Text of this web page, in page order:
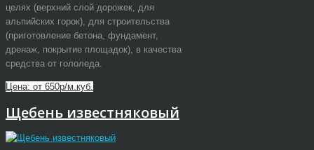
целях (верхний слой дорожек, для
альпийских горок), для строительства
(приготовление бетона, фундамент,
дренаж, покрытие площадок), в качества
средства от гололеда.
Цена: от 650р/м.куб.
Щебень известняковый